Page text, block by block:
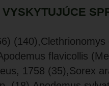
(140),Clethrionomys
flavicollis
1758 (35),Sorex